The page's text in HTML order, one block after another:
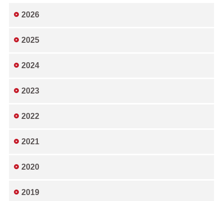
2026
2025
2024
2023
2022
2021
2020
2019